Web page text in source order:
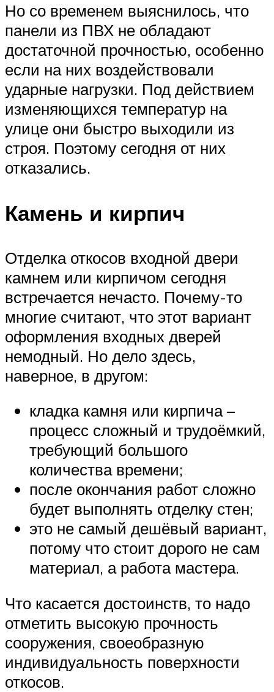
Но со временем выяснилось, что
панели из ПВХ не обладают
достаточной прочностью, особенно
если на них воздействовали
ударные нагрузки. Под действием
изменяющихся температур на
улице они быстро выходили из
строя. Поэтому сегодня от них
отказались.
Камень и кирпич
Отделка откосов входной двери
камнем или кирпичом сегодня
встречается нечасто. Почему-то
многие считают, что этот вариант
оформления входных дверей
немодный. Но дело здесь,
наверное, в другом:
кладка камня или кирпича –
процесс сложный и трудоёмкий,
требующий большого
количества времени;
после окончания работ сложно
будет выполнять отделку стен;
это не самый дешёвый вариант,
потому что стоит дорого не сам
материал, а работа мастера.
Что касается достоинств, то надо
отметить высокую прочность
сооружения, своеобразную
индивидуальность поверхности
откосов.